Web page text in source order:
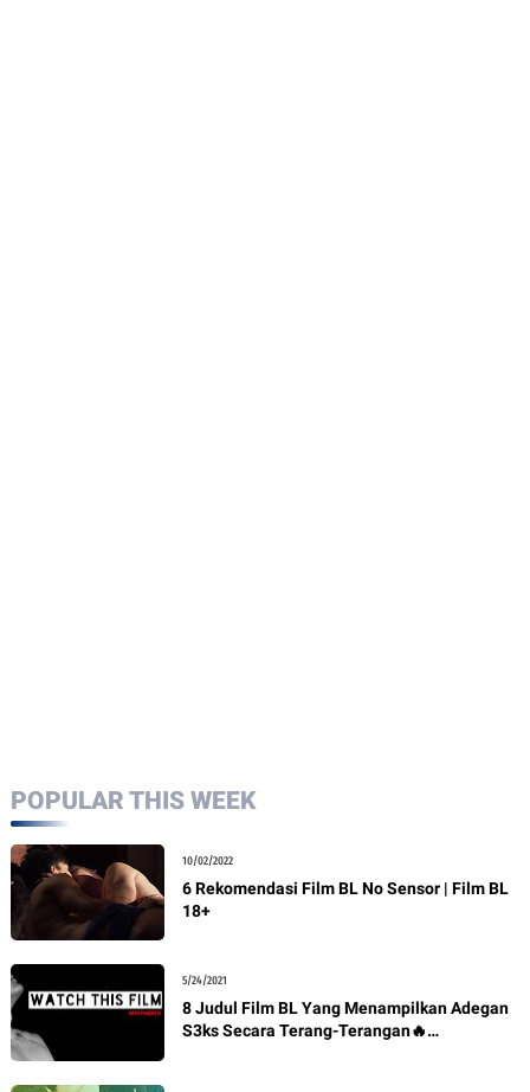
POPULAR THIS WEEK
10/02/2022
6 Rekomendasi Film BL No Sensor | Film BL
18+
5/24/2021
8 Judul Film BL Yang Menampilkan Adegan
S3ks Secara Terang-Terangan🔥